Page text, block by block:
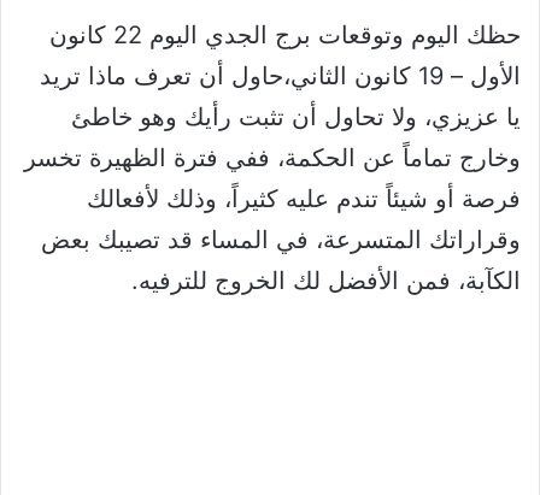
حظك اليوم وتوقعات برج الجدي اليوم 22 كانون
الأول – 19 كانون الثاني،حاول أن تعرف ماذا تريد
يا عزيزي، ولا تحاول أن تثبت رأيك وهو خاطئ
وخارج تماماً عن الحكمة، ففي فترة الظهيرة تخسر
فرصة أو شيئاً تندم عليه كثيراً، وذلك لأفعالك
وقراراتك المتسرعة، في المساء قد تصيبك بعض
الكآبة، فمن الأفضل لك الخروج للترفيه.